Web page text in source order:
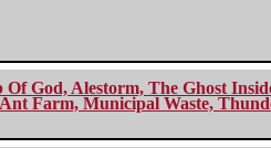
God, Alestorm, The Ghost
Farm, Municipal Waste,